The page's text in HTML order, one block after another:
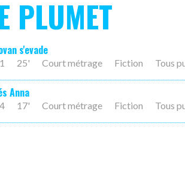
PLUMET
s'evade
25' Court métrage Fiction Tous
Anna
17' Court métrage Fiction Tous